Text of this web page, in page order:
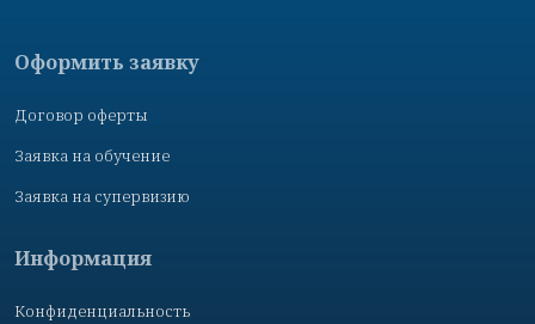
Оформить заявку
Договор оферты
Заявка на обучение
Заявка на супервизию
Информация
Конфиденциальность